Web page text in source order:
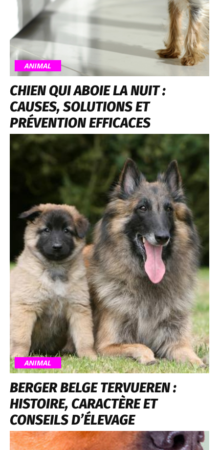
ANIMAL
CHIEN QUI ABOIE LA NUIT :
CAUSES, SOLUTIONS ET
PRÉVENTION EFFICACES
ANIMAL
BERGER BELGE TERVUEREN :
HISTOIRE, CARACTÈRE ET
CONSEILS D’ÉLEVAGE